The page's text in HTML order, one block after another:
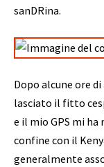
sanDRina.
Dopo alcune ore
lasciato il fitto
e il mio GPS mi
confine con il
generalmente